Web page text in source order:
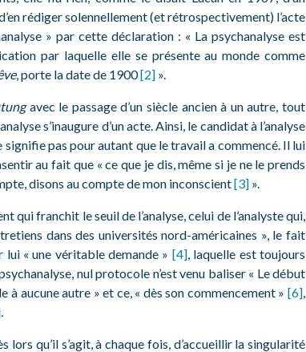
rédiger solennellement (et rétrospectivement) l’acte
» par cette déclaration : « La psychanalyse est
par laquelle elle se présente au monde comme
, porte la date de 1900[2] ».
avec le passage d’un siècle ancien à un autre, tout
s’inaugure d’un acte. Ainsi, le candidat à l’analyse
signifie pas pour autant que le travail a commencé. Il lui
au fait que « ce que je dis, même si je ne le prends
disons au compte de mon inconscient[3] ».
qui franchit le seuil de l’analyse, celui de l’analyste qui,
dans des universités nord-américaines », le fait
lui « une véritable demande » [4], laquelle est toujours
nul protocole n’est venu baliser « Le début
à aucune autre » et ce, « dès son commencement »[6],
lors qu’il s’agit, à chaque fois, d’accueillir la singularité